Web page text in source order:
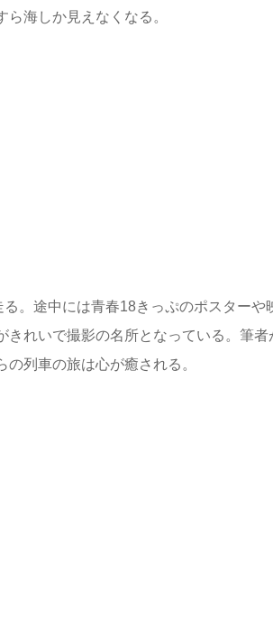
海しか見えなくなる。
。途中には青春18きっぷのポスターや
れいで撮影の名所となっている。筆者
列車の旅は心が癒される。